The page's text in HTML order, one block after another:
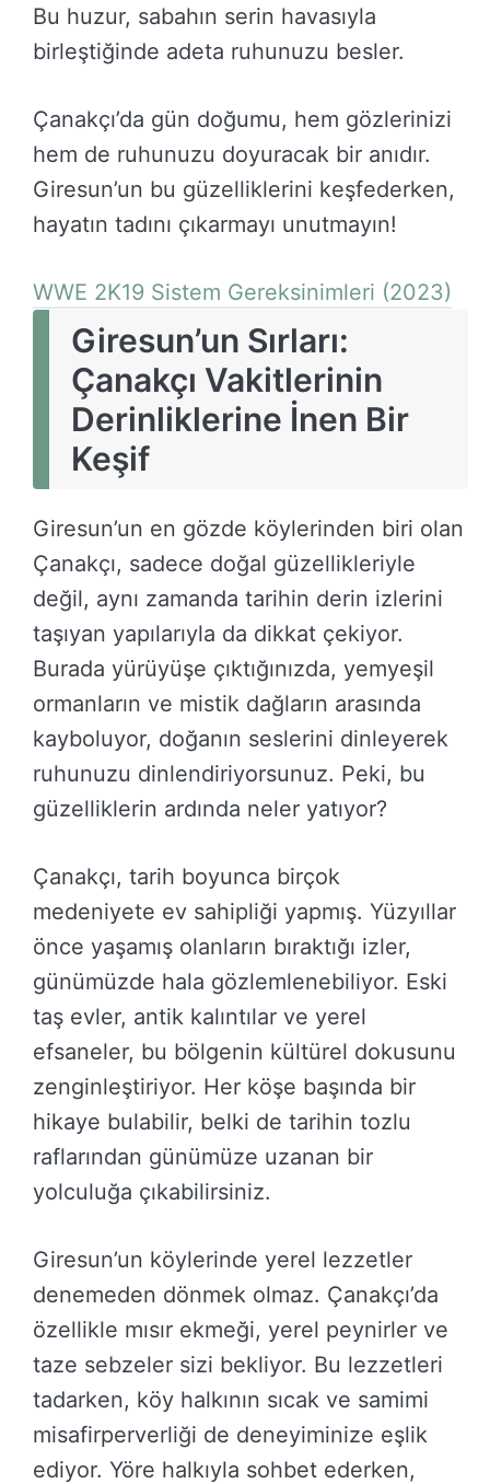
Bu huzur, sabahın serin havasıyla
birleştiğinde adeta ruhunuzu besler.
Çanakçı’da gün doğumu, hem gözlerinizi
hem de ruhunuzu doyuracak bir anıdır.
Giresun’un bu güzelliklerini keşfederken,
hayatın tadını çıkarmayı unutmayın!
WWE 2K19 Sistem Gereksinimleri (2023)
Giresun’un Sırları:
Çanakçı Vakitlerinin
Derinliklerine İnen Bir
Keşif
Giresun’un en gözde köylerinden biri olan
Çanakçı, sadece doğal güzellikleriyle
değil, aynı zamanda tarihin derin izlerini
taşıyan yapılarıyla da dikkat çekiyor.
Burada yürüyüşe çıktığınızda, yemyeşil
ormanların ve mistik dağların arasında
kayboluyor, doğanın seslerini dinleyerek
ruhunuzu dinlendiriyorsunuz. Peki, bu
güzelliklerin ardında neler yatıyor?
Çanakçı, tarih boyunca birçok
medeniyete ev sahipliği yapmış. Yüzyıllar
önce yaşamış olanların bıraktığı izler,
günümüzde hala gözlemlenebiliyor. Eski
taş evler, antik kalıntılar ve yerel
efsaneler, bu bölgenin kültürel dokusunu
zenginleştiriyor. Her köşe başında bir
hikaye bulabilir, belki de tarihin tozlu
raflarından günümüze uzanan bir
yolculuğa çıkabilirsiniz.
Giresun’un köylerinde yerel lezzetler
denemeden dönmek olmaz. Çanakçı’da
özellikle mısır ekmeği, yerel peynirler ve
taze sebzeler sizi bekliyor. Bu lezzetleri
tadarken, köy halkının sıcak ve samimi
misafirperverliği de deneyiminize eşlik
ediyor. Yöre halkıyla sohbet ederken,